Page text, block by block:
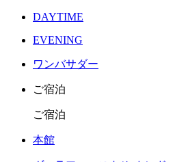
DAYTIME
EVENING
ワンバサダー
ご宿泊
ご宿泊
本館